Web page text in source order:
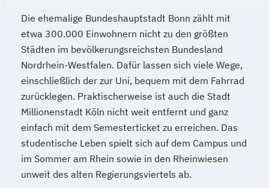
Die ehemalige Bundeshauptstadt Bonn zählt mit
etwa 300.000 Einwohnern nicht zu den größten
Städten im bevölkerungsreichsten Bundesland
Nordrhein-Westfalen. Dafür lassen sich viele Wege,
einschließlich der zur Uni, bequem mit dem Fahrrad
zurücklegen. Praktischerweise ist auch die Stadt
Millionenstadt Köln nicht weit entfernt und ganz
einfach mit dem Semesterticket zu erreichen. Das
studentische Leben spielt sich auf dem Campus und
im Sommer am Rhein sowie in den Rheinwiesen
unweit des alten Regierungsviertels ab.